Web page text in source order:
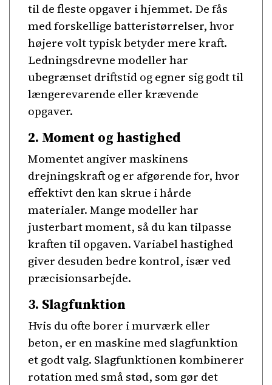
til de fleste opgaver i hjemmet. De fås
med forskellige batteristørrelser, hvor
højere volt typisk betyder mere kraft.
Ledningsdrevne modeller har
ubegrænset driftstid og egner sig godt til
længerevarende eller krævende
opgaver.
2. Moment og hastighed
Momentet angiver maskinens
drejningskraft og er afgørende for, hvor
effektivt den kan skrue i hårde
materialer. Mange modeller har
justerbart moment, så du kan tilpasse
kraften til opgaven. Variabel hastighed
giver desuden bedre kontrol, især ved
præcisionsarbejde.
3. Slagfunktion
Hvis du ofte borer i murværk eller
beton, er en maskine med slagfunktion
et godt valg. Slagfunktionen kombinerer
rotation med små stød, som gør det